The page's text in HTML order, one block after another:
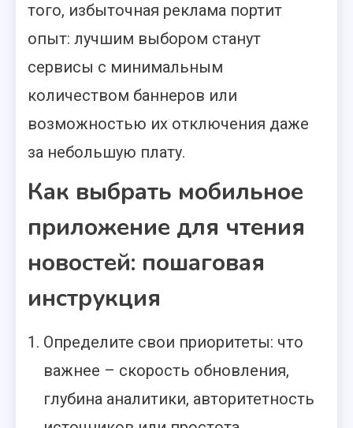
того, избыточная реклама портит
опыт: лучшим выбором станут
сервисы с минимальным
количеством баннеров или
возможностью их отключения даже
за небольшую плату.
Как выбрать мобильное
приложение для чтения
новостей: пошаговая
инструкция
Определите свои приоритеты: что
важнее – скорость обновления,
глубина аналитики, авторитетность